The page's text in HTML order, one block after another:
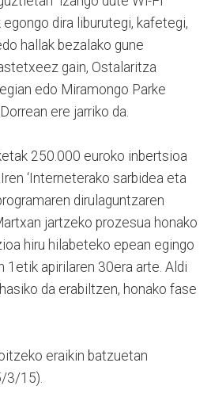
dira liburutegi, kafetegi,
hallak bezalako gune
gain, Ostalaritza
edo Miramongo Parke
ere jarriko da.
250.000 euroko inbertsioa
‘Interneterako sarbidea eta
dirulaguntzaren
jartzeko prozesua honako
hiru hilabeteko epean egingo
1etik apirilaren 30era arte. Aldi
da erabiltzen, honako fase
eraikin batzuetan
3/15).